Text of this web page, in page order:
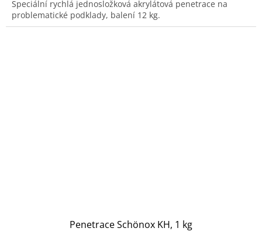
Speciální rychlá jednosložková akrylátová penetrace na
problematické podklady, balení 12 kg.
Penetrace Schönox KH, 1 kg